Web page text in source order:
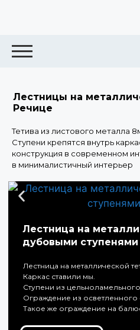
Лестницы на
Речице
Тетива из листового металла
Ступени крепятся внутрь
конструкция в современном
в минималистичный интерьер
Лестница на
дубовыми
Лестница на металлической
Каркас ставили мы.
Ступени из
Ограждение из осветленного
Такое же ограждение на